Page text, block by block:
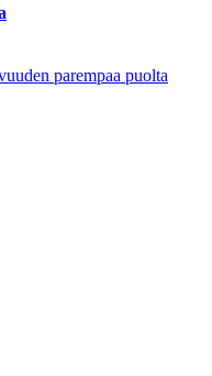
parempaa puolta